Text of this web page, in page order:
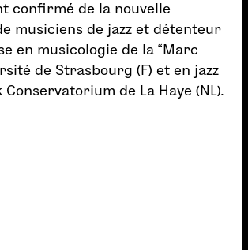
confirmé de la nouvelle
musiciens de jazz et détenteur
en musicologie de la “Marc
de Strasbourg (F) et en jazz
de La Haye (NL).